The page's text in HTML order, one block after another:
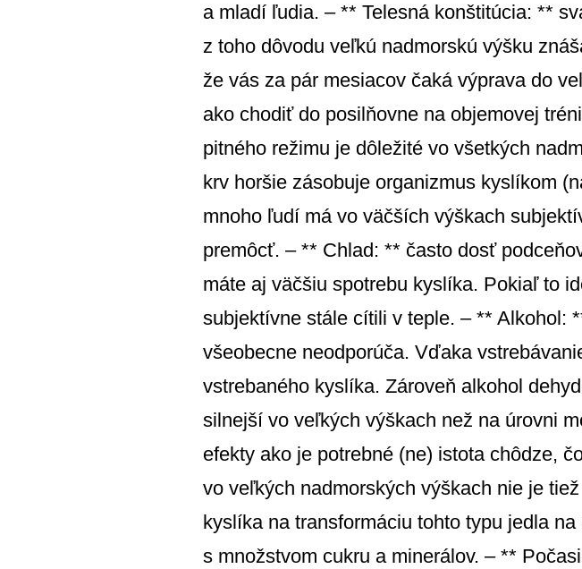
a mladí ľudia. – ** Telesná konštitúcia: **
z toho dôvodu veľkú nadmorskú výšku
že vás za pár mesiacov čaká výprava do
ako chodiť do posilňovne na objemovej
pitného režimu je dôležité vo všetkých
krv horšie zásobuje organizmus kyslíkom
mnoho ľudí má vo väčších výškach
premôcť. – ** Chlad: ** často dosť
máte aj väčšiu spotrebu kyslíka. Pokiaľ to
subjektívne stále cítili v teple. – ** Alkohol:
všeobecne neodporúča. Vďaka
vstrebaného kyslíka. Zároveň alkohol
silnejší vo veľkých výškach než na úrovni
efekty ako je potrebné (ne) istota chôdze,
vo veľkých nadmorských výškach nie je
kyslíka na transformáciu tohto typu jedla
s množstvom cukru a minerálov. – **